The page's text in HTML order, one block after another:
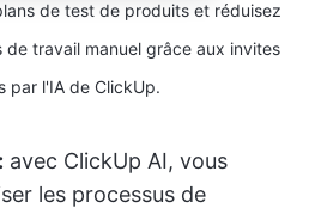
de test de produits et réduisez
de travail manuel grâce aux invites
par l'IA de ClickUp.
avec ClickUp AI, vous
les processus de